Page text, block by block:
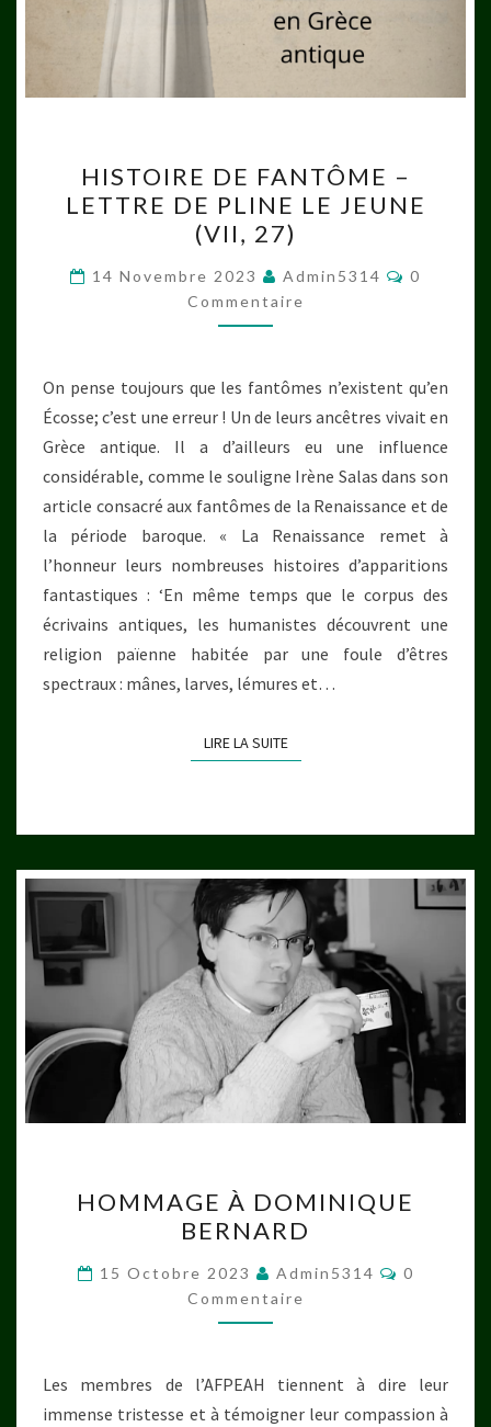
DE
FANTÔME
LETTRE
DE
PLINE
JEUNE
(VII,
27)
HISTOIRE DE FANTÔME –
LETTRE DE PLINE LE JEUNE
(VII, 27)
14 Novembre 2023 Admin5314
0
Commentaire
On pense toujours que les fantômes n’existent qu’en
Écosse; c’est une erreur ! Un de leurs ancêtres vivait en
Grèce antique. Il a d’ailleurs eu une influence
considérable, comme le souligne Irène Salas dans son
article consacré aux fantômes de la Renaissance et de
la période baroque. « La Renaissance remet à
l’honneur leurs nombreuses histoires d’apparitions
fantastiques : ‘En même temps que le corpus des
écrivains antiques, les humanistes découvrent une
religion païenne habitée par une foule d’êtres
spectraux : mânes, larves, lémures et…
LIRE LA SUITELIRE LA SUITE
À
DOMINIQUE
BERNARD
HOMMAGE À DOMINIQUE
BERNARD
15 Octobre 2023 Admin5314
0
Commentaire
Les membres de l’AFPEAH tiennent à dire leur
immense tristesse et à témoigner leur compassion à